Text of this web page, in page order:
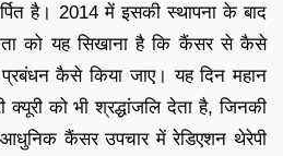
है। 2014 में इसकी स्थापना के बाद
को यह सिखाना है कि कैंसर से कैसे
कैसे किया जाए। यह दिन महान
क्यूरी को भी श्रद्धांजलि देता है, जिनकी
आधुनिक कैंसर उपचार में रेडिएशन थेरेपी